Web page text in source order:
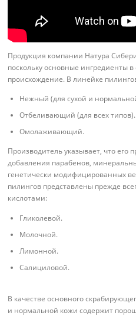
Продукция компании Натура
поскольку основные ингредиенты
происхождение. В линейке
Нежный (для сухой и
Отбеливающий (для всех типов).
Омолаживающий.
Производитель указывает, что его
добавления парабенов,
генетически модифицированных
пилингов представлены прежде
кислотами:
Гликолевой.
Молочной.
Лимонной.
Салициловой.
В качестве основного
и нормальной кожи содержит